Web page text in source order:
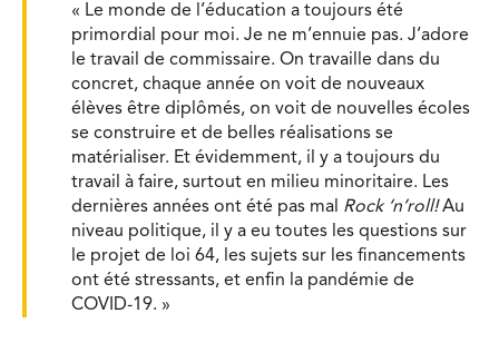
« Le monde de l’éducation a toujours été
primordial pour moi. Je ne m’ennuie pas. J’adore
le travail de commissaire. On travaille dans du
concret, chaque année on voit de nouveaux
élèves être diplômés, on voit de nouvelles écoles
se construire et de belles réalisations se
matérialiser. Et évidemment, il y a toujours du
travail à faire, surtout en milieu minoritaire. Les
dernières années ont été pas mal Rock ‘n’roll!Au
niveau politique, il y a eu toutes les questions sur
le projet de loi 64, les sujets sur les financements
ont été stressants, et enfin la pandémie de
COVID-19. »